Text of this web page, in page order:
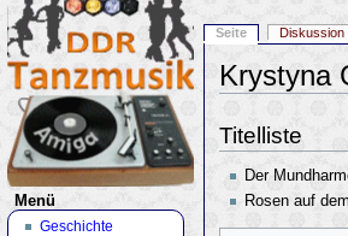
Krystyna
Titelliste
Der
Rosen auf
Seite Diskussion
Menü
Geschichte